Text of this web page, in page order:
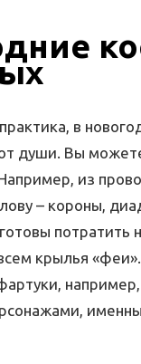
в
души. Вы
из
– короны,
потратить
крылья